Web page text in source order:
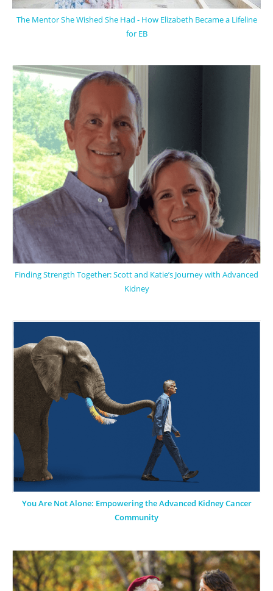
The Mentor She Wished She Had - How Elizabeth Became a Lifeline
for EB
Finding Strength Together: Scott and Katie’s Journey with Advanced
Kidney
You Are Not Alone: Empowering the Advanced Kidney Cancer
Community